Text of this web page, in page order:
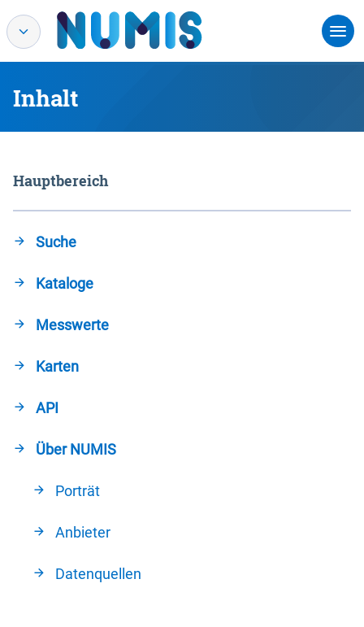
Inhalt
Hauptbereich
Suche
Kataloge
Messwerte
Karten
API
Über NUMIS
Porträt
Anbieter
Datenquellen